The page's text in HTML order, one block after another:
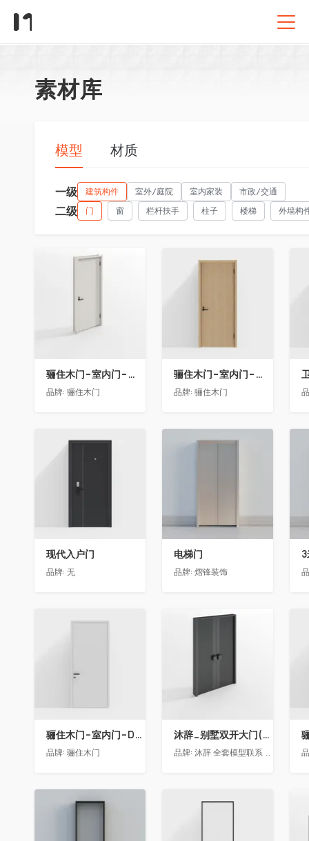
素材库
模型 材质
一级 建筑构件 室外/庭院 室内家装 市政/交通
二级 门 窗 栏杆扶手 柱子 楼梯 外墙构
收藏
骊住木门-室内门-单开门-BFA-EF浅灰色
品牌: 骊住木门
收藏
骊住木门-室内门-单开门-BFA-PP麦芽黄色
品牌: 骊住木门
收藏
现代入户门
品牌: 无
收藏
电梯门
品牌: 熠锋装饰
骊住木门-室内门-DAA静音门-YY漆白色-方形把手
品牌: 骊住木门
沐辞_别墅双开大门(中型)(漏光加厚度)
品牌: 沐辞 全套模型联系 Vx:Muci0003
收藏 收藏